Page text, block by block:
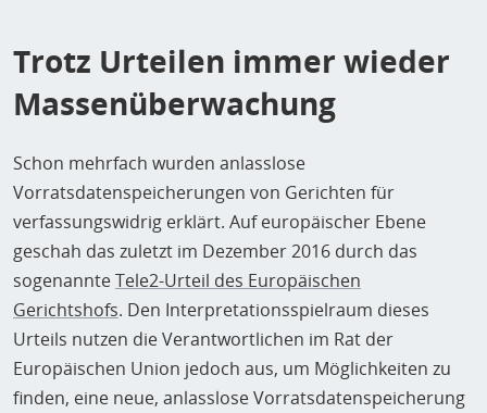
Trotz Urteilen immer wieder
Massenüberwachung
Schon mehrfach wurden anlasslose
Vorratsdatenspeicherungen von Gerichten für
verfassungswidrig erklärt. Auf europäischer Ebene
geschah das zuletzt im Dezember 2016 durch das
sogenannteTele2-Urteil des Europäischen
Gerichtshofs. Den Interpretationsspielraum dieses
Urteils nutzen die Verantwortlichen im Rat der
Europäischen Union jedoch aus, um Möglichkeiten zu
finden, eine neue, anlasslose Vorratsdatenspeicherung